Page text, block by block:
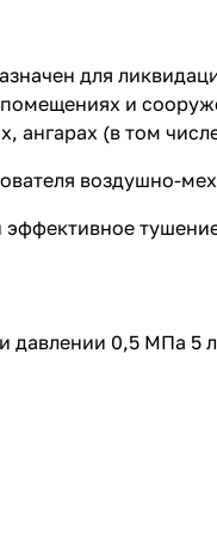
для
и
(в том
воздушно-
давлении 0,5 МПа 5